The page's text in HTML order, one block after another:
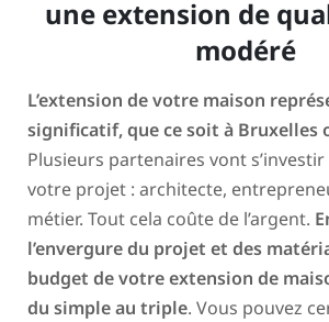
une extension de
modéré
L’extension de votre maison
significatif, que ce soit à Bruxelles
Plusieurs partenaires vont
votre projet : architecte,
métier. Tout cela coûte de l’argent.
l’envergure du projet et des
budget de votre extension de
du simple au triple. Vous pouvez